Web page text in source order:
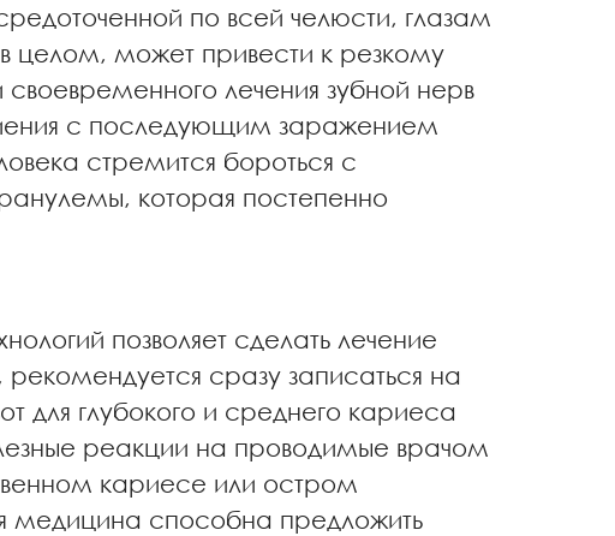
по всей челюсти, глазам
целом, может привести к резкому
лечения зубной нерв
с последующим заражением
стремится бороться с
которая постепенно
позволяет сделать лечение
сразу записаться на
для глубокого и среднего кариеса
реакции на проводимые врачом
кариесе или остром
медицина способна предложить